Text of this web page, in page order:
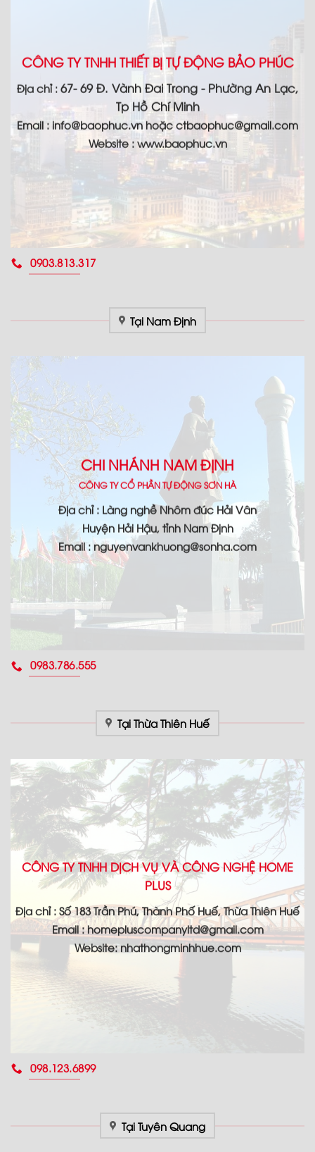
CÔNG TY TNHH THIẾT BỊ TỰ ĐỘNG BẢO PHÚC
Địa chỉ : 67- 69 Đ. Vành Đai Trong - Phường An Lạc,
Tp Hồ Chí Minh
Email : info@baophuc.vn hoặc ctbaophuc@gmail.com
Website : www.baophuc.vn
0903.813.317
Tại Nam Định
CHI NHÁNH NAM ĐỊNH
CÔNG TY CỔ PHẦN TỰ ĐỘNG SƠN HÀ
Địa chỉ : Làng nghề Nhôm đúc Hải Vân
Huyện Hải Hậu, tỉnh Nam Định
Email : nguyenvankhuong@sonha.com
0983.786.555
Tại Thừa Thiên Huế
CÔNG TY TNHH DỊCH VỤ VÀ CÔNG NGHỆ HOME
PLUS
Địa chỉ : Số 183 Trần Phú, Thành Phố Huế, Thừa Thiên Huế
Email : homepluscompanyltd@gmail.com
Website: nhathongminhhue.com
098.123.6899
Tại Tuyên Quang